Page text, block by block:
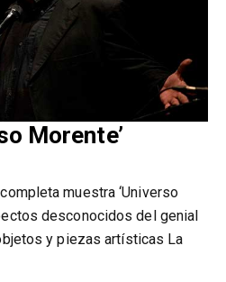
Morente’
muestra ‘Universo
desconocidos del genial
y piezas artísticas La